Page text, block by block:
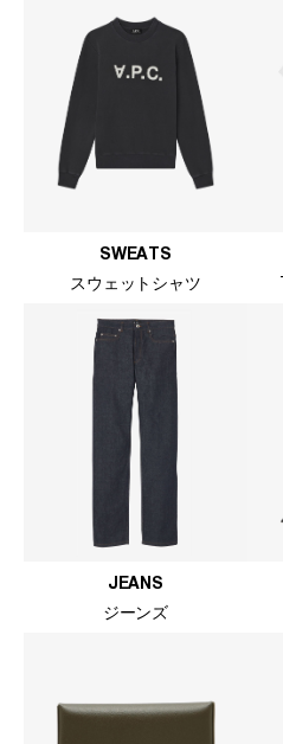
SWEATS
スウェットシャツ
JEANS
ジーンズ